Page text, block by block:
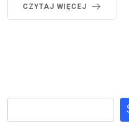
CZYTAJ WIĘCEJ